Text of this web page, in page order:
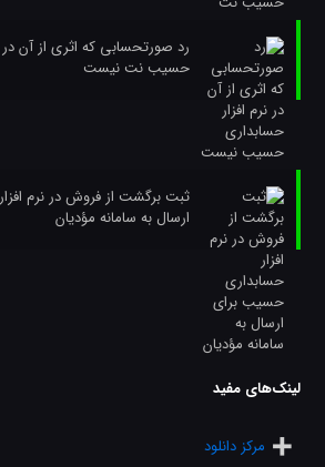
رد صورتحسابی که اثری از آن در
حسیب نت نیست
ثبت برگشت از فروش در نرم
ارسال به سامانه مؤدیان
لینک‌های مفید
مرکز دانلود